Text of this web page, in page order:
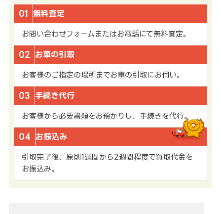
01 無料査定
お問い合わせフォームまたはお電話にて無料査定。
02 お車の引取
お客様のご指定の場所までお車の引取にお伺い。
03 手続き代行
お客様から必要書類をお預かりし、手続きを代行。
04 お振込み
引取完了後、原則1週間から2週間程度で買取代金を
お振込み。